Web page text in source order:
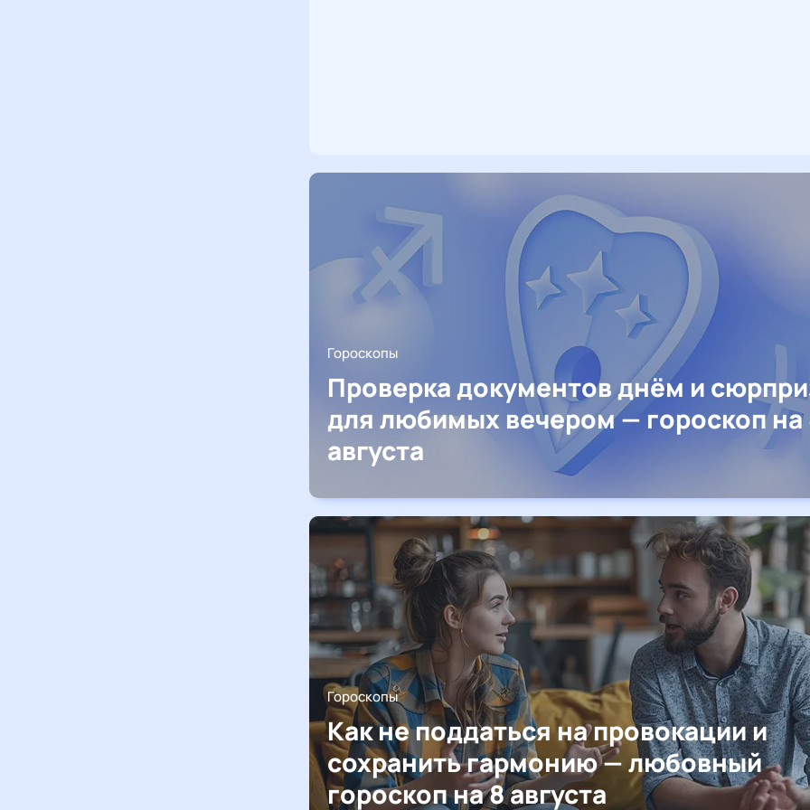
Гороскопы
Проверка документов днём и
для любимых вечером — гороскоп на
августа
Гороскопы
Как не поддаться на провокации и
сохранить гармонию — любовный
гороскоп на 8 августа